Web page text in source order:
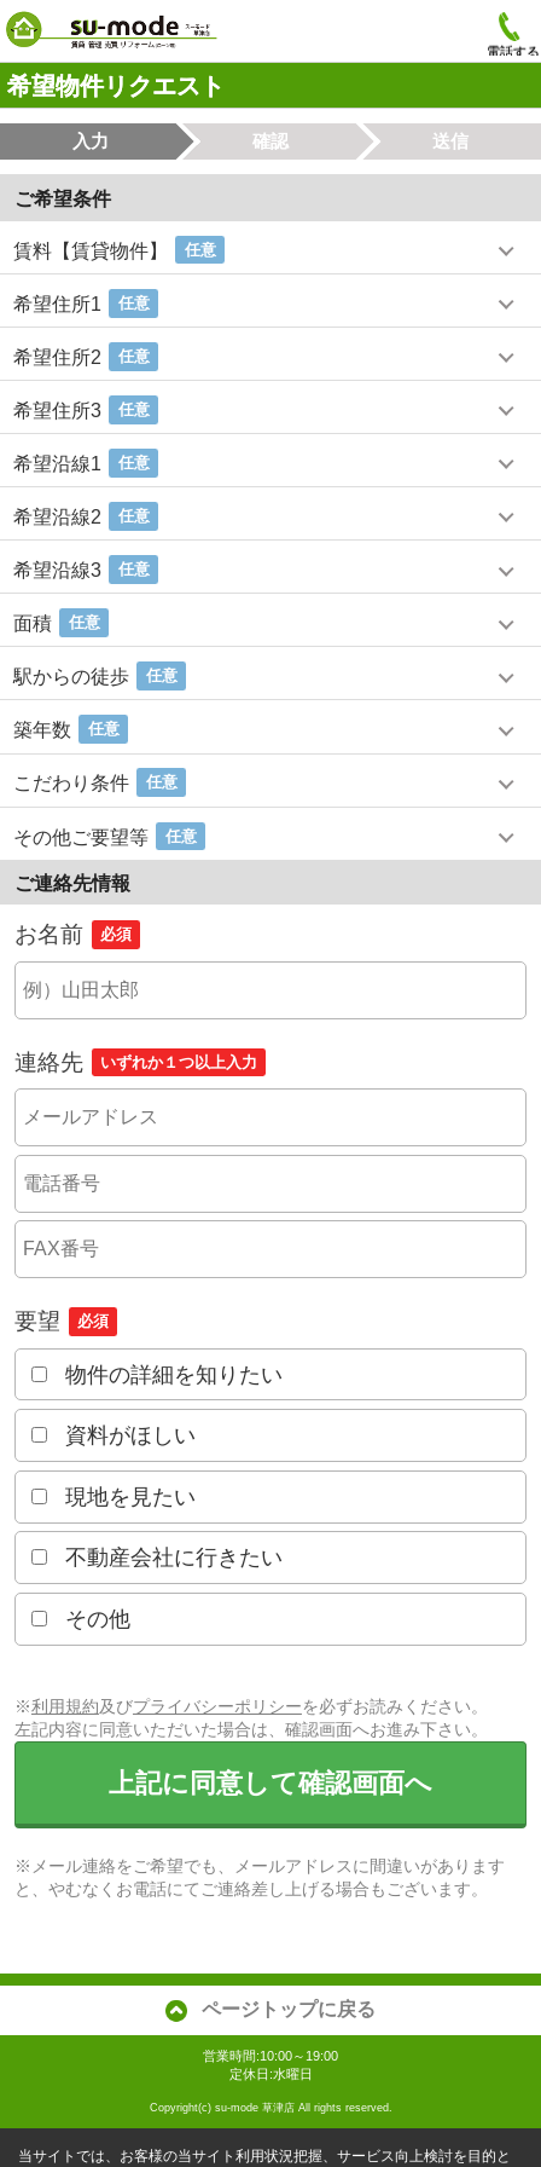
電話する
希望物件リクエスト
入力 確認 送信
ご希望条件
賃料【賃貸物件】 任意
希望住所1 任意
希望住所2 任意
希望住所3 任意
希望沿線1 任意
希望沿線2 任意
希望沿線3 任意
面積 任意
駅からの徒歩 任意
築年数 任意
こだわり条件 任意
その他ご要望等 任意
ご連絡先情報
お名前 必須
連絡先 いずれか１つ以上入力
要望 必須
物件の詳細を知りたい
資料がほしい
現地を見たい
不動産会社に行きたい
その他
※利用規約及びプライバシーポリシーを必ずお読みください。
左記内容に同意いただいた場合は、確認画面へお進み下さい。
上記に同意して確認画面へ
※メール連絡をご希望でも、メールアドレスに間違いがあります
と、やむなくお電話にてご連絡差し上げる場合もございます。
ページトップに戻る
営業時間:10:00～19:00
定休日:水曜日
Copyright(c) su-mode 草津店 All rights reserved.
当サイトでは、お客様の当サイト利用状況把握、サービス向上検討を目的と